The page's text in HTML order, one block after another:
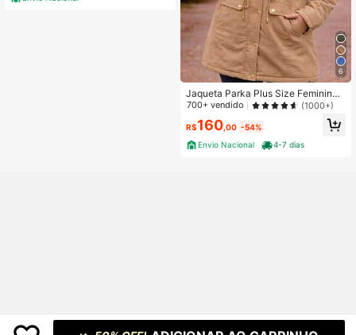
6
Jaqueta Parka Plus Size Feminina
Forrada
700+ vendido (1000+)
R$160 ,00 -54%
Envio Nacional
4-7 dias